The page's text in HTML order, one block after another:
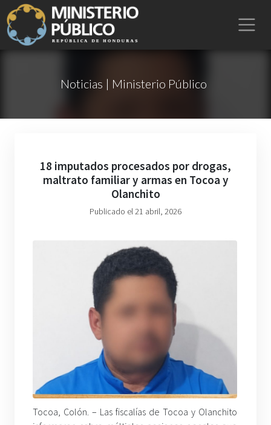
Noticias | Ministerio Público
18 imputados procesados por drogas,
maltrato familiar y armas en Tocoa y
Olanchito
Publicado el 21 abril, 2026
Tocoa, Colón. – Las fiscalías de Tocoa y Olanchito